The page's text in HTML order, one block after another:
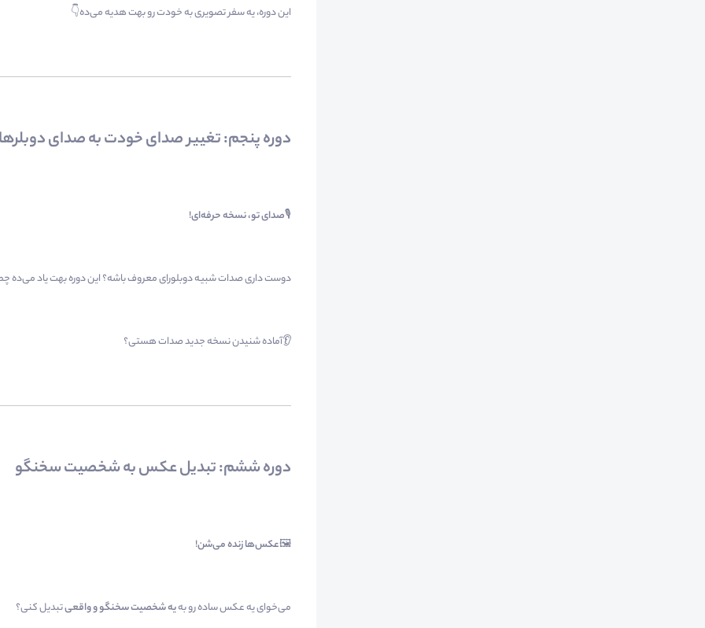
این دوره، یه سفر تصویری به خودت رو بهت هدیه می‌ده👇
دوره پنجم: تغییر صدای خودت به صدای
🎙️صدای تو، نسخه حرفه‌ای!
دوست داری صدات شبیه دوبلورای معروف باشه؟ این دوره بهت یاد می‌ده
👂آماده شنیدن نسخه جدید صدات هستی؟
دوره ششم: تبدیل عکس به شخصیت سخنگو
🖼️عکس‌ها زنده می‌شن!
می‌خوای یه عکس ساده رو بهیه شخصیت سخنگو و واقعیتبدیل کنی؟